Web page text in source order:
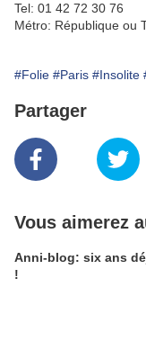
Tel: 01 42 72 30 76
Métro: République ou
#Folie #Paris #Insolite
Partager
Vous aimerez
Anni-blog: six ans
!